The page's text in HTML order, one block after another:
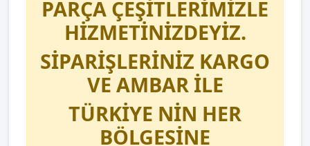
PARÇA ÇEŞİTLERİMİZLE
HİZMETİNİZDEYİZ.
SİPARİŞLERİNİZ KARGO
VE AMBAR İLE
TÜRKİYE NİN HER
BÖLGESİNE